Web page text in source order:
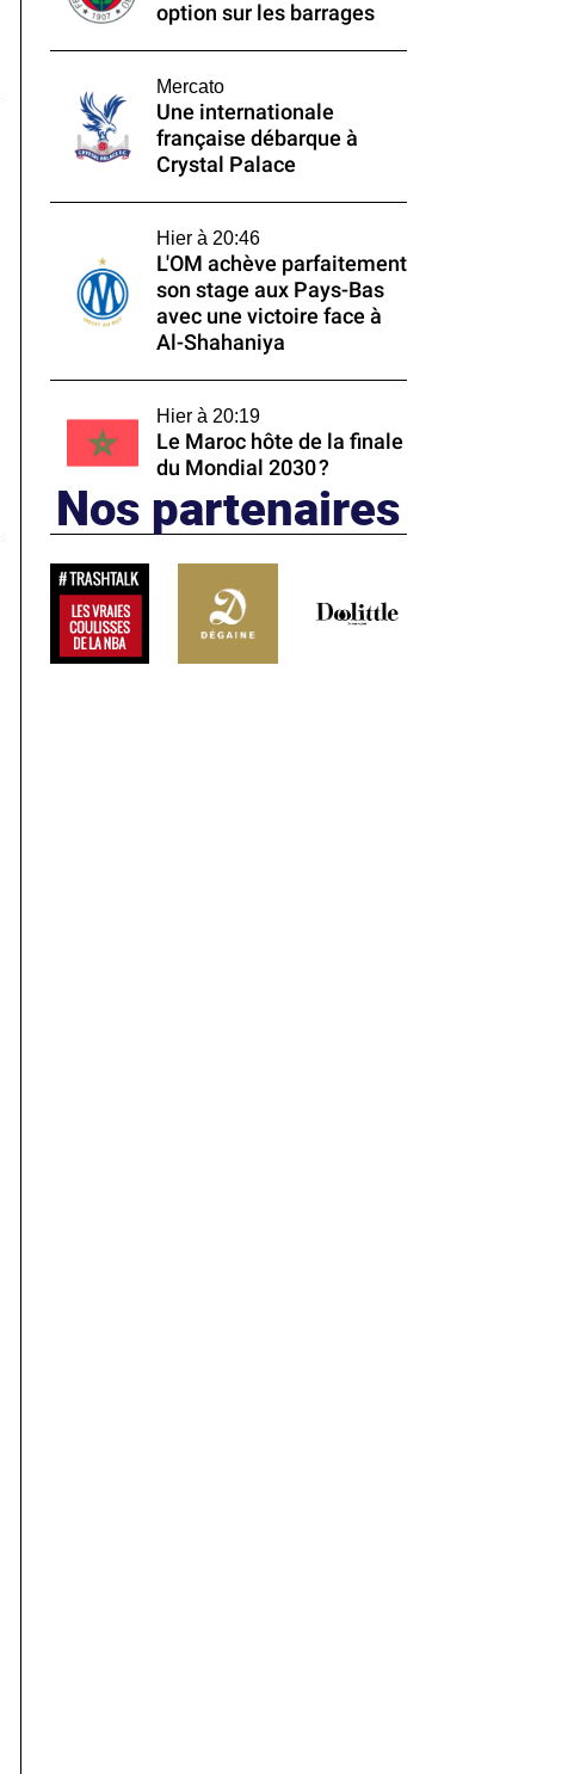
option sur les barrages
Mercato
Une internationale
française débarque à
Crystal Palace
Hier à 20:46
L'OM achève parfaitement
son stage aux Pays-Bas
avec une victoire face à
Al-Shahaniya
Hier à 20:19
Le Maroc hôte de la finale
du Mondial 2030 ?
Nos partenaires